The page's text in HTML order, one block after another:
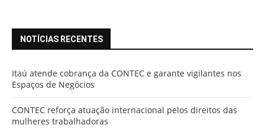
NOTÍCIAS RECENTES
Itaú atende cobrança da CONTEC e garante vigilantes nos
Espaços de Negócios
CONTEC reforça atuação internacional pelos direitos das
mulheres trabalhadoras